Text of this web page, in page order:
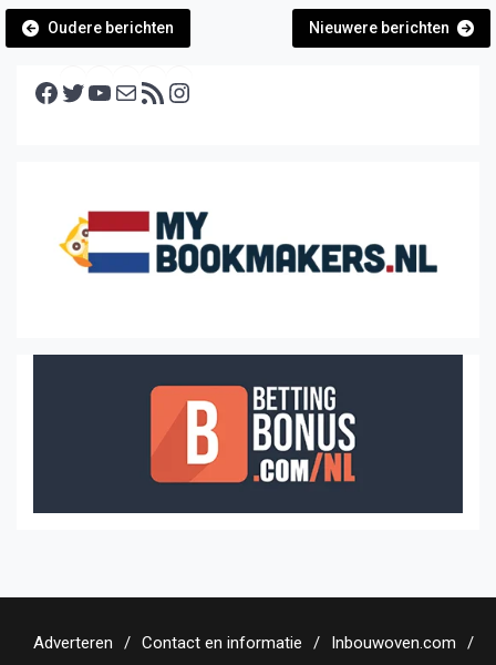
Berichtennavigatie
Oudere berichten Nieuwere berichten
Facebook Twitter YouTube E-mail RSS feed
Adverteren Contact en informatie Inbouwoven.com